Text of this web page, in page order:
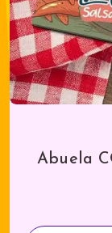
Abuela